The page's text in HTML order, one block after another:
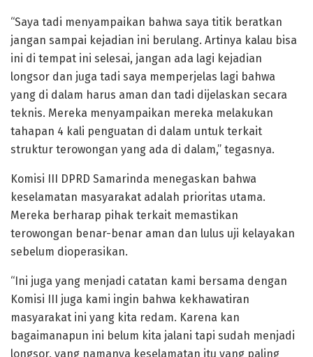
“Saya tadi menyampaikan bahwa saya titik beratkan
jangan sampai kejadian ini berulang. Artinya kalau bisa
ini di tempat ini selesai, jangan ada lagi kejadian
longsor dan juga tadi saya memperjelas lagi bahwa
yang di dalam harus aman dan tadi dijelaskan secara
teknis. Mereka menyampaikan mereka melakukan
tahapan 4 kali penguatan di dalam untuk terkait
struktur terowongan yang ada di dalam,” tegasnya.
Komisi III DPRD Samarinda menegaskan bahwa
keselamatan masyarakat adalah prioritas utama.
Mereka berharap pihak terkait memastikan
terowongan benar-benar aman dan lulus uji kelayakan
sebelum dioperasikan.
“Ini juga yang menjadi catatan kami bersama dengan
Komisi III juga kami ingin bahwa kekhawatiran
masyarakat ini yang kita redam. Karena kan
bagaimanapun ini belum kita jalani tapi sudah menjadi
longsor, yang namanya keselamatan itu yang paling